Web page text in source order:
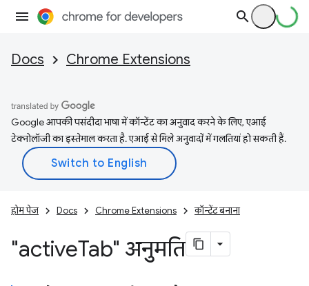
Docs Chrome Extensions
Google आपकी पसंदीदा भाषा में कॉन्टेंट का अनुवाद करने के लिए, एआई
टेक्नोलॉजी का इस्तेमाल करता है. एआई से मिले अनुवादों में गलतियां हो सकती हैं.
होम पेज Docs Chrome Extensions कॉन्टेंट बनाना
"activeTab" अनुमति